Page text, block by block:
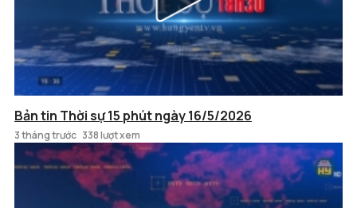
Bản tin Thời sự 15 phút ngày 16/5/2026
3 tháng trước 338 lượt xem